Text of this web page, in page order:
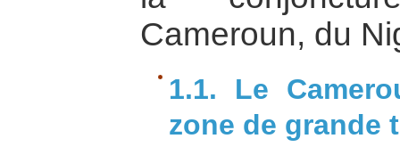
Cameroun, du
1.1. Le
zone de grande